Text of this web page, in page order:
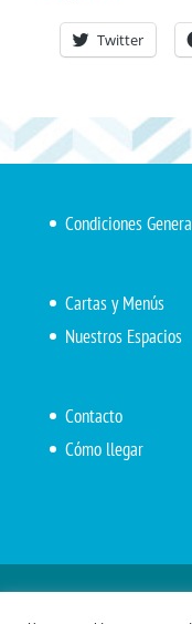
Twitter
Condiciones
Cartas y Menús
Nuestros Espacios
Contacto
Cómo llegar